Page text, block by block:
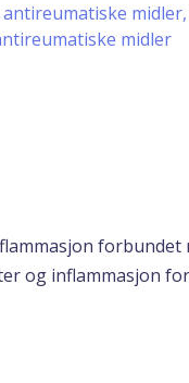
midler
og inflammasjon